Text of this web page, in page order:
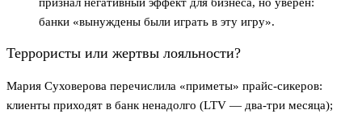
банки «вынуждены были играть в эту игру».
Террористы или жертвы лояльности?
Мария Суховерова перечислила «приметы» прайс-сикеров:
клиенты приходят в банк ненадолго (LTV — два-три месяца);